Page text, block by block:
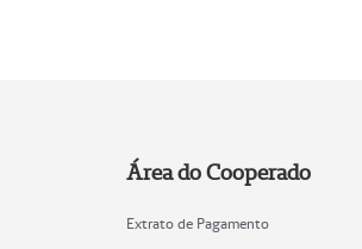
Área do Cooperado
Extrato de Pagamento